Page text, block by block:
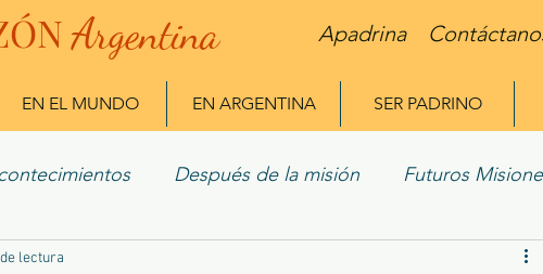
Argentina Apadrina
EN EL MUNDO EN ARGENTINA SER PADRINO
Después de la misión Futuros
lectura